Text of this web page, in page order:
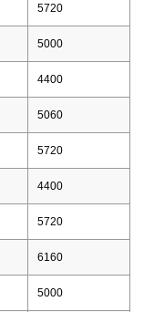
5720
5000
4400
5060
5720
4400
5720
6160
5000